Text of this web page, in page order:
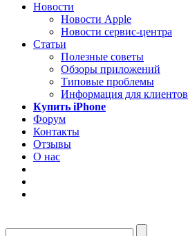
Новости
Новости Apple
Новости сервис-центра
Статьи
Полезные советы
Обзоры приложений
Типовые проблемы
Информация для клиентов
Купить iPhone
Форум
Контакты
Отзывы
О нас